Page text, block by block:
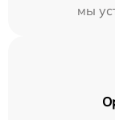
мы